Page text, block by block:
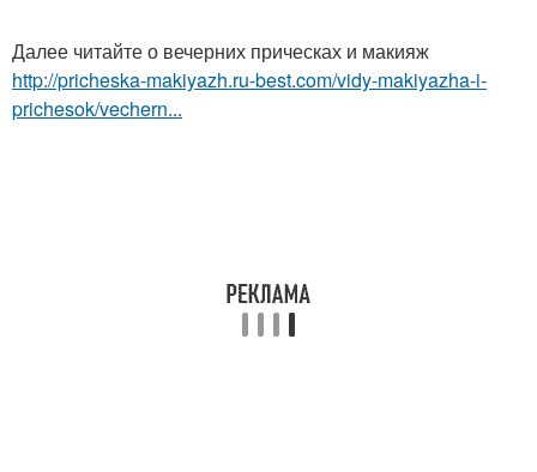
Далее читайте о вечерних прическах и макияж
http://pricheska-makiyazh.ru-best.com/vidy-makiyazha-i-
prichesok/vechern...